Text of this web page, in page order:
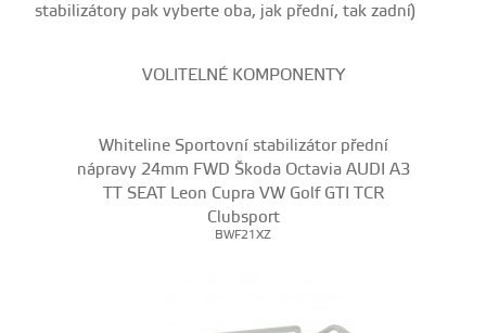
stabilizátory pak vyberte oba, jak přední, tak zadní)
VOLITELNÉ KOMPONENTY
Whiteline Sportovní stabilizátor přední
nápravy 24mm FWD Škoda Octavia AUDI A3
TT SEAT Leon Cupra VW Golf GTI TCR
Clubsport
BWF21XZ